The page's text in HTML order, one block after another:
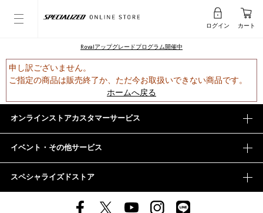
ログイン カート
Rovalアップグレードプログラム開催中
申し訳ございません。
ご指定の商品は販売終了か、ただ今お取扱いできない商品です。
ホームへ戻る
オンラインストアカスタマーサービス
イベント・その他サービス
スペシャライズドストア